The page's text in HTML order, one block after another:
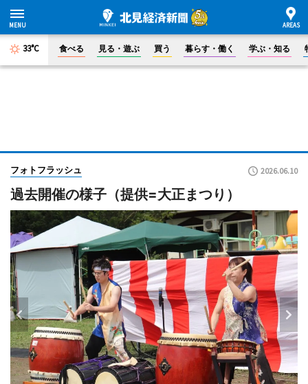
33°C 食べる 見る・遊ぶ 買う 暮らす・働く 学ぶ・知る
フォトフラッシュ 2026.06.10
過去開催の様子（提供=大正まつり）